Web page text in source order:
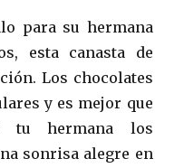
para su hermana
esta canasta de
Los chocolates
y es mejor que
tu hermana los
sonrisa alegre en